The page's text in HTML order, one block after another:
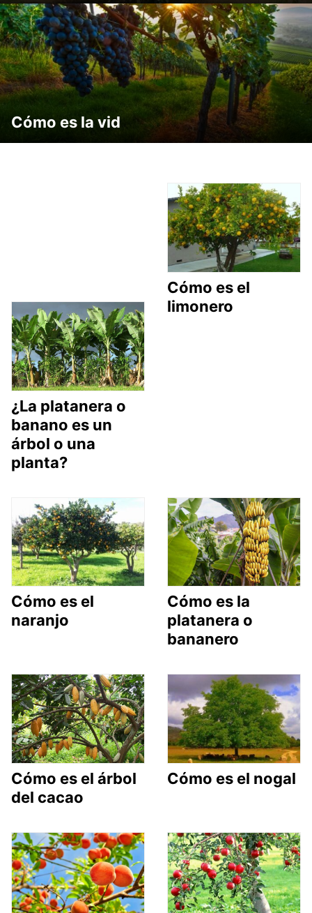
Cómo es la vid
¿La platanera o
banano es un
árbol o una
planta?
Cómo es el
limonero
Cómo es el
naranjo
Cómo es la
platanera o
bananero
Cómo es el árbol
del cacao
Cómo es el nogal